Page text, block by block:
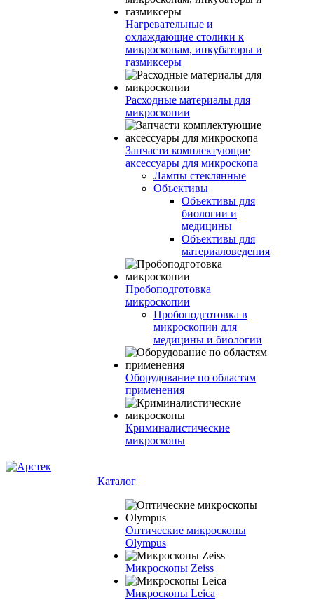
Нагревательные и
охлаждающие столики к
микроскопам, инкубаторы и
газмиксеры
Расходные материалы для
микроскопии
Запчасти комплектующие
аксессуары для микроскопа
Лампы стеклянные
Объективы
Объективы для
биологии и
медицины
Объективы для
материаловедения
Пробоподготовка
микроскопии
Пробоподготовка в
микроскопии для
медицины и биологии
Оборудование по областям
применения
Криминалистические
микроскопы
Каталог
Оптические микроскопы
Olympus
Микроскопы Zeiss
Микроскопы Leica